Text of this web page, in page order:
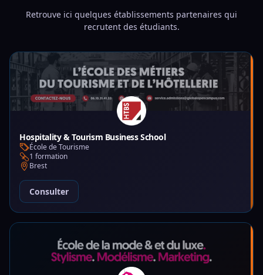
Retrouve ici quelques établissements partenaires qui
recrutent des étudiants.
Hospitality & Tourism Business School
École de Tourisme
1 formation
Brest
Consulter